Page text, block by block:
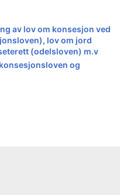
av lov om konsesjon ved
lov om jord
(odelsloven) m.v
og